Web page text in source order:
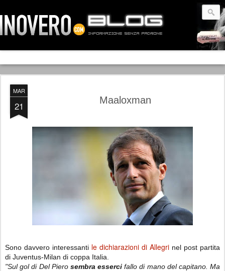
MAR
21 Maaloxman
Sono davvero interessanti le dichiarazioni di Allegri nel post partita
di Juventus-Milan di coppa Italia.
"Sul gol di Del Pierosembra esserci fallo di mano del capitano. Ma